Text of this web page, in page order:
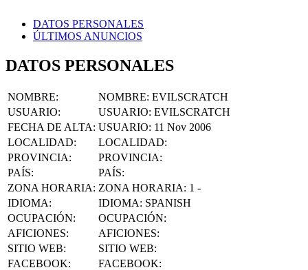
ÚLTIMOS ANUNCIOS
USUARIO
USUARIO: EVILSCRATCH
FECHA DE ALTA
USUARIO: 11 Nov 2006
LOCALIDAD:
LOCALIDAD:
PROVINCIA:
PROVINCIA:
PAÍS:
PAÍS:
ZONA HORARIA
ZONA HORARIA:
IDIOMA: IDIOMA: SPANISH
OCUPACIÓN
OCUPACIÓN:
AFICIONES:
AFICIONES:
SITIO WEB:
SITIO WEB:
FACEBOOK
FACEBOOK:
INSTAGRAM
INSTAGRAM: